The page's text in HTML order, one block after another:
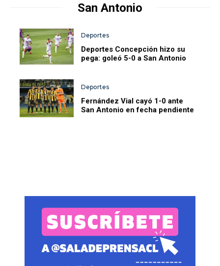
San Antonio
Deportes
Deportes Concepción hizo su
pega: goleó 5-0 a San Antonio
Deportes
Fernández Vial cayó 1-0 ante
San Antonio en fecha pendiente